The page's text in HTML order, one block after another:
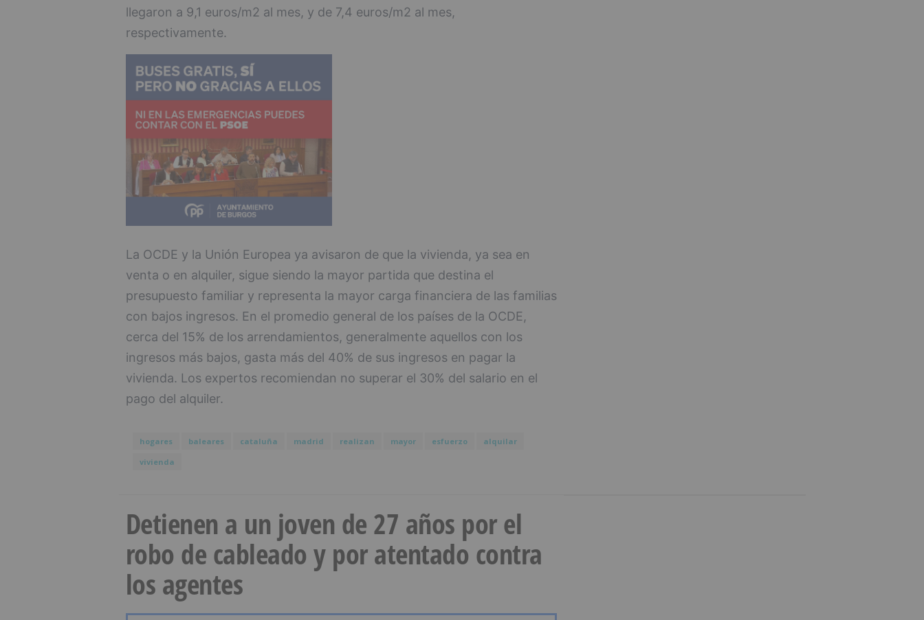
llegaron a 9,1 euros/m2 al mes, y de 7,4 euros/m2 al mes,
respectivamente.
La OCDE y la Unión Europea ya avisaron de que la vivienda, ya sea en
venta o en alquiler, sigue siendo la mayor partida que destina el
presupuesto familiar y representa la mayor carga financiera de las familias
con bajos ingresos. En el promedio general de los países de la OCDE,
cerca del 15% de los arrendamientos, generalmente aquellos con los
ingresos más bajos, gasta más del 40% de sus ingresos en pagar la
vivienda. Los expertos recomiendan no superar el 30% del salario en el
pago del alquiler.
hogares baleares cataluña madrid realizan mayor esfuerzo
alquilar
vivienda
Detienen a un joven de 27 años por el
robo de cableado y por atentado contra
los agentes